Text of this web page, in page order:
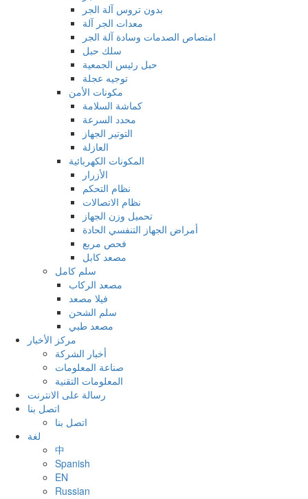
بدون تروس آلة الجر
معدات الجر آلة
امتصاص الصدمات وسادة آلة الجر
سلك حبل
حبل رئيس الجمعية
توجيه عجلة
مكونات الأمن
كماشة السلامة
محدد السرعة
التوتير الجهاز
العازلة
المكونات الكهربائية
الأزرار
نظام التحكم
نظام الاتصالات
تحميل وزن الجهاز
أمراض الجهاز التنفسي الحادة
فحص مربع
مصعد كابل
سلم كامل
مصعد الركاب
فيلا مصعد
سلم الشحن
مصعد طبي
مركز الأخبار
أخبار الشركة
صناعة المعلومات
المعلومات التقنية
رسالة على الانترنت
اتصل بنا
اتصل بنا
لغة
中
Spanish
EN
Russian